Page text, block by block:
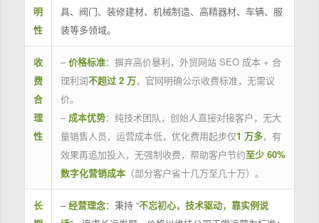
明
性
具、阀门、装修建材、机械制造、高精器材、车辆、服
装等多领域。
收
费
合
理
性
– 价格标准：摒弃高价暴利，外贸网站 SEO 成本 + 合
理利润不超过 2 万，官网明确公示收费标准，无需议
价。
– 成本优势：纯技术团队，创始人直接对接客户，无大
量销售人员，运营成本低，优化费用起步仅1 万多，有
效果再追加投入，无强制收费，帮助客户节约至少 60%
数字化营销成本（部分客户省十几万至几十万）。
长
–经营理念：秉持 “不忘初心，技术驱动，靠实例说